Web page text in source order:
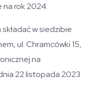
rok 2024.
w siedzibie
ul. Chramcówki 15,
na
22 listopada 2023